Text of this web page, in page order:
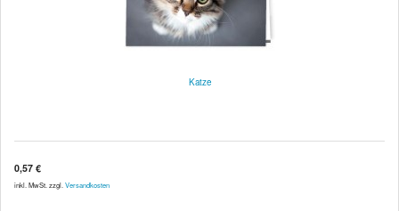
Katze
0,57 €
inkl. MwSt. zzgl. Versandkosten